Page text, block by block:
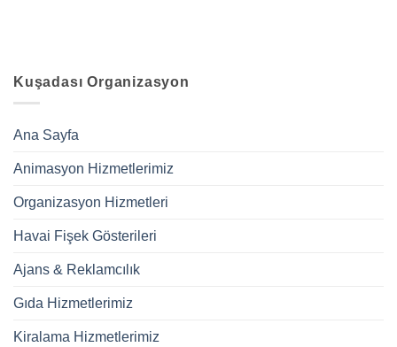
Kuşadası Organizasyon
Ana Sayfa
Animasyon Hizmetlerimiz
Organizasyon Hizmetleri
Havai Fişek Gösterileri
Ajans & Reklamcılık
Gıda Hizmetlerimiz
Kiralama Hizmetlerimiz